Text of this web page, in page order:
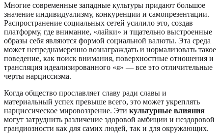
Многие современные западные культуры придают большое
значение индивидуализму, конкуренции и самопрезентации.
Распространение социальных сетей усилило это, создав
платформу, где внимание, «лайки» и тщательно выстроенные
образы себя являются формой социальной валюты. Эта среда
может непреднамеренно вознаграждать и нормализовать такое
поведение, как поиск внимания, поверхностные отношения и
трансляция идеализированного «я» — все это отличительные
черты нарциссизма.
Когда общество прославляет славу ради славы и
материальный успех превыше всего, это может укреплять
нарциссическое мировоззрение. Эти культурные влияния
могут затруднить различение здоровой амбиции и нездоровой
грандиозности как для самих людей, так и для окружающих.